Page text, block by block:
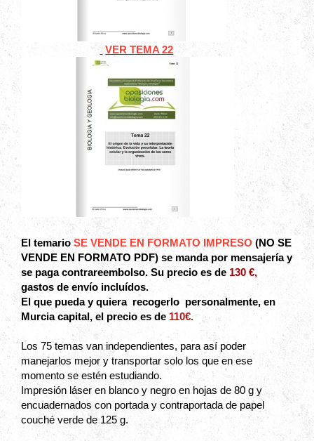
VER TEMA 22
El temario SE VENDE EN FORMATO IMPRESO (NO SE
VENDE EN FORMATO PDF) se manda por mensajería y
se paga contrareembolso. Su precio es de 130 €,
gastos de envío incluídos.
El que pueda y quiera recogerlo personalmente, en
Murcia capital, el precio es de 110€.
Los 75 temas van independientes, para así poder
manejarlos mejor y transportar solo los que en ese
momento se estén estudiando.
Impresión láser en blanco y negro en hojas de 80 g y
encuadernados con portada y contraportada de papel
couché verde de 125 g.